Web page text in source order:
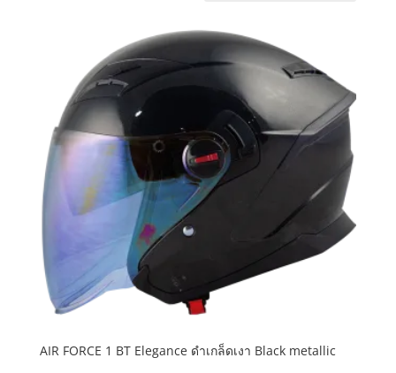
AIR FORCE 1 BT Elegance ดำเกล็ดเงา Black metallic